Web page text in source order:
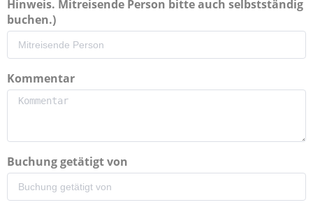
Hinweis. Mitreisende Person bitte auch selbstständig
buchen.)
Kommentar
Buchung getätigt von